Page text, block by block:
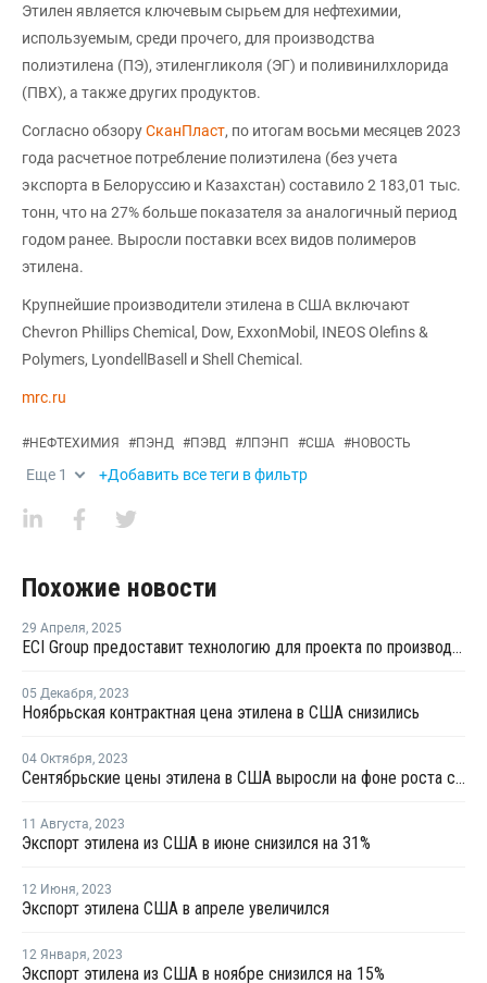
Этилен является ключевым сырьем для нефтехимии,
используемым, среди прочего, для производства
полиэтилена (ПЭ), этиленгликоля (ЭГ) и поливинилхлорида
(ПВХ), а также других продуктов.
Согласно обзоруСканПласт, по итогам восьми месяцев 2023
года расчетное потребление полиэтилена (без учета
экспорта в Белоруссию и Казахстан) составило 2 183,01 тыс.
тонн, что на 27% больше показателя за аналогичный период
годом ранее. Выросли поставки всех видов полимеров
этилена.
Крупнейшие производители этилена в США включают
Chevron Phillips Chemical, Dow, ExxonMobil, INEOS Olefins &
Polymers, LyondellBasell и Shell Chemical.
mrc.ru
#НЕФТЕХИМИЯ #ПЭНД #ПЭВД #ЛПЭНП #США #НОВОСТЬ
Еще 1 +Добавить все теги в фильтр
Похожие новости
29 Апреля, 2025
ECI Group предоставит технологию для проекта по производству сополимеров в Китае
05 Декабря, 2023
Ноябрьская контрактная цена этилена в США снизились
04 Октября, 2023
Сентябрьские цены этилена в США выросли на фоне роста спотовых цен и производственных затрат
11 Августа, 2023
Экспорт этилена из США в июне снизился на 31%
12 Июня, 2023
Экспорт этилена США в апреле увеличился
12 Января, 2023
Экспорт этилена из США в ноябре снизился на 15%